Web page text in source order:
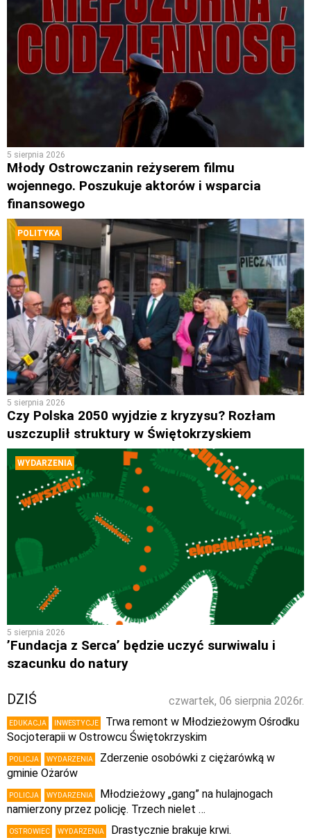
5 sierpnia 2026
Młody Ostrowczanin reżyserem filmu
wojennego. Poszukuje aktorów i wsparcia
finansowego
POLITYKA
5 sierpnia 2026
Czy Polska 2050 wyjdzie z kryzysu? Rozłam
uszczuplił struktury w Świętokrzyskiem
WYDARZENIA
5 sierpnia 2026
’Fundacja z Serca’ będzie uczyć surwiwalu i
szacunku do natury
czwartek, 06 sierpnia 2026r.
DZIŚ
EDUKACJA INWESTYCJE
Trwa remont w Młodzieżowym Ośrodku
Socjoterapii w Ostrowcu Świętokrzyskim
POLICJA WYDARZENIA
Zderzenie osobówki z ciężarówką w
gminie Ożarów
POLICJA WYDARZENIA
Młodzieżowy „gang” na hulajnogach
namierzony przez policję. Trzech nielet …
OSTROWIEC WYDARZENIA
Drastycznie brakuje krwi.